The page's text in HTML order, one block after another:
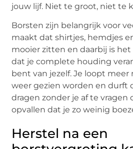
jouw lijf. Niet te groot, niet te
Borsten zijn belangrijk voor
maakt dat shirtjes, hemdjes
mooier zitten en daarbij is het
dat je complete houding
bent van jezelf. Je loopt meer
weer gezien worden en durft
dragen zonder je af te vragen
opvallen dat je zo weinig
Herstel na een